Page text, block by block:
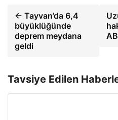
← Tayvan’da 6,4
büyüklüğünde
deprem meydana
geldi
Tavsiye Edilen